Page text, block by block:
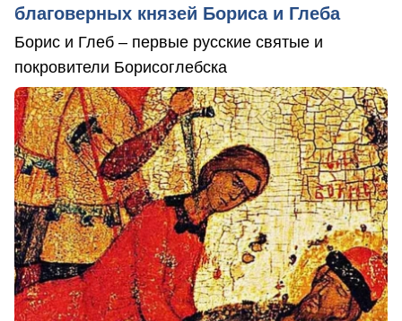
благоверных князей Бориса и Глеба
Борис и Глеб – первые русские святые и
покровители Борисоглебска